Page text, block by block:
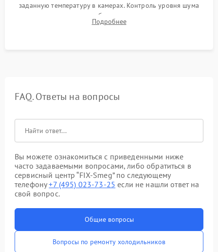
заданную температуру в камерах. Контроль уровня шума
компрессора, отсутствия обмерзания стенок и корректного
срабатывания системы автоматической оттайки.
Подробнее
FAQ. Ответы на вопросы
Вы можете ознакомиться с приведенными ниже
часто задаваемыми вопросами, либо обратиться в
сервисный центр “FIX-Smeg” по следующему
телефону+7 (495) 023-73-25 если не нашли ответ на
свой вопрос.
Общие вопросы
Вопросы по ремонту холодильников